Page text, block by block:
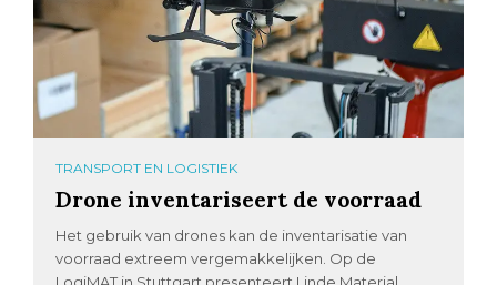
TRANSPORT EN LOGISTIEK
Drone inventariseert de voorraad
Het gebruik van drones kan de inventarisatie van
voorraad extreem vergemakkelijken. Op de